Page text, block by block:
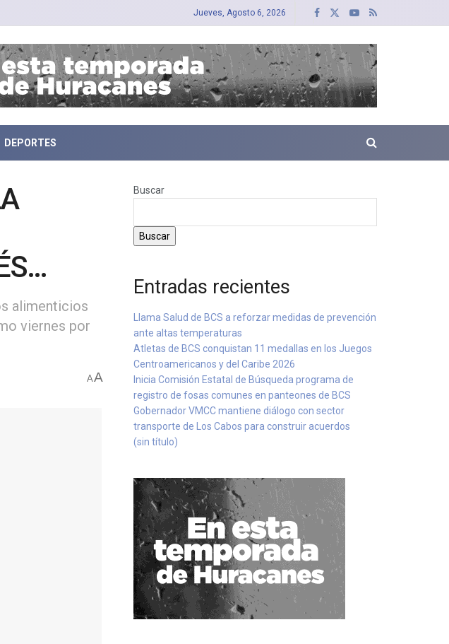
Jueves, Agosto 6, 2026
DEPORTES
alimenticios
viernes por
AA
Buscar
Buscar
Entradas recientes
Llama Salud de BCS a reforzar medidas de prevención
ante altas temperaturas
Atletas de BCS conquistan 11 medallas en los Juegos
Centroamericanos y del Caribe 2026
Inicia Comisión Estatal de Búsqueda programa de
registro de fosas comunes en panteones de BCS
Gobernador VMCC mantiene diálogo con sector
transporte de Los Cabos para construir acuerdos
(sin título)